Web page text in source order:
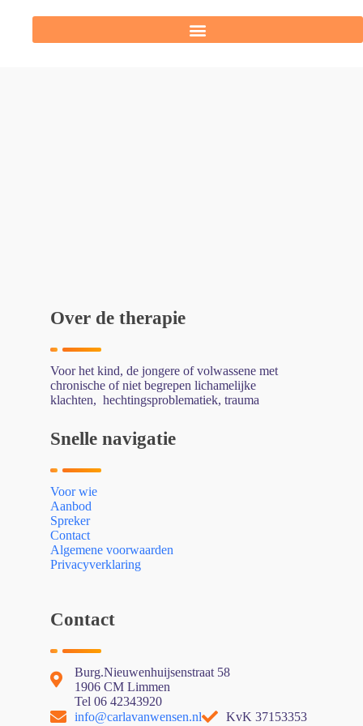
Over de therapie
Voor het kind, de jongere of volwassene met
chronische of niet begrepen lichamelijke
klachten, hechtingsproblematiek, trauma
Snelle navigatie
Voor wie
Aanbod
Spreker
Contact
Algemene voorwaarden
Privacyverklaring
Contact
Burg.Nieuwenhuijsenstraat 58
1906 CM Limmen
Tel 06 42343920
info@carlavanwensen.nl
KvK 37153353